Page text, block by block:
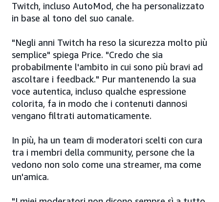
Twitch, incluso AutoMod, che ha personalizzato
in base al tono del suo canale.
"Negli anni Twitch ha reso la sicurezza molto più
semplice" spiega Price. "Credo che sia
probabilmente l'ambito in cui sono più bravi ad
ascoltare i feedback." Pur mantenendo la sua
voce autentica, incluso qualche espressione
colorita, fa in modo che i contenuti dannosi
vengano filtrati automaticamente.
In più, ha un team di moderatori scelti con cura
tra i membri della community, persone che la
vedono non solo come una streamer, ma come
un'amica.